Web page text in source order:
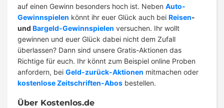
auf einen Gewinn besonders hoch ist. Neben Auto-
Gewinnspielen könnt ihr euer Glück auch bei Reisen-
und Bargeld-Gewinnspielen versuchen. Ihr wollt
gewinnen und euer Glück dabei nicht dem Zufall
überlassen? Dann sind unsere Gratis-Aktionen das
Richtige für euch. Ihr könnt zum Beispiel online Proben
anfordern, bei Geld-zurück-Aktionen mitmachen oder
kostenlose Zeitschriften-Abos bestellen.
Über Kostenlos.de